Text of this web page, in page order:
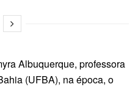
Albuquerque, professora
(UFBA), na época, o